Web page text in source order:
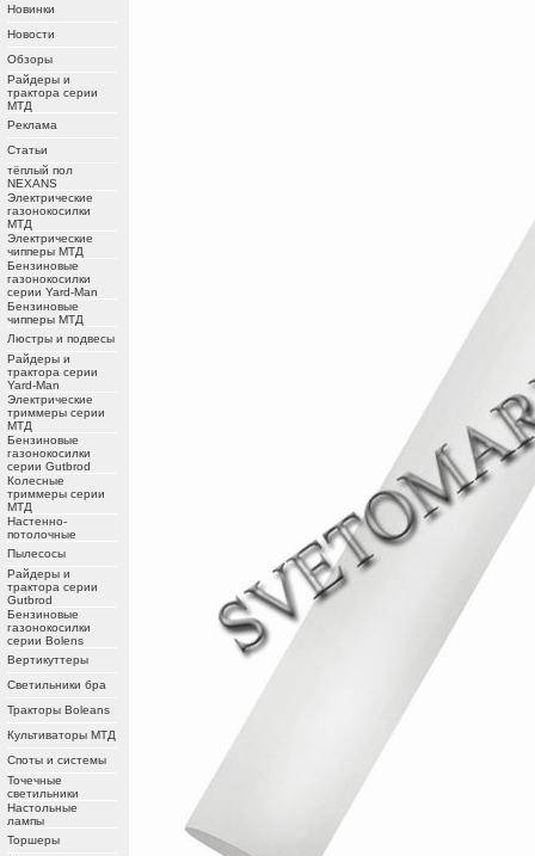
Новинки
Новости
Обзоры
Райдеры и
трактора серии
МТД
Реклама
Статьи
тёплый пол
NEXANS
Электрические
газонокосилки
МТД
Электрические
чипперы МТД
Бензиновые
газонокосилки
серии Yard-Man
Бензиновые
чипперы МТД
Люстры и подвесы
Райдеры и
трактора серии
Yard-Man
Электрические
триммеры серии
МТД
Бензиновые
газонокосилки
серии Gutbrod
Колесные
триммеры серии
МТД
Настенно-
потолочные
Пылесосы
Райдеры и
трактора серии
Gutbrod
Бензиновые
газонокосилки
серии Bolens
Вертикуттеры
Светильники бра
Тракторы Boleans
Культиваторы МТД
Споты и системы
Точечные
светильники
Настольные
лампы
Торшеры